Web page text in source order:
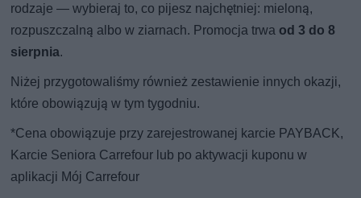
rodzaje — wybieraj to, co pijesz najchętniej: mieloną,
rozpuszczalną albo w ziarnach. Promocja trwa od 3 do 8
sierpnia.
Niżej przygotowaliśmy również zestawienie innych okazji,
które obowiązują w tym tygodniu.
*Cena obowiązuje przy zarejestrowanej karcie PAYBACK,
Karcie Seniora Carrefour lub po aktywacji kuponu w
aplikacji Mój Carrefour